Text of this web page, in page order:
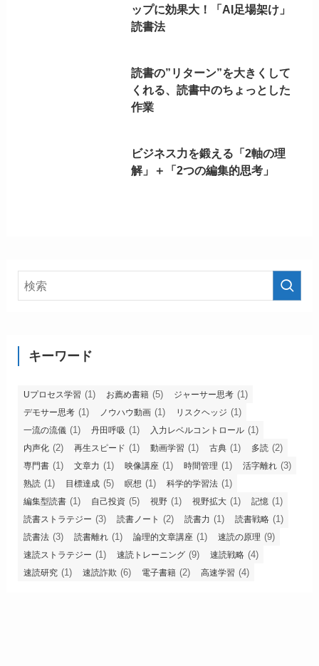
ップに効果大！「AI足場架け」
読書法
読書の”リターン”を大きくして
くれる、読書中のちょっとした
作業
ビジネス力を鍛える「2軸の理
解」＋「2つの編集的思考」
キーワード
Uプロセス学習 (1) お薦め書籍 (5) ジャーサー思考 (1)
デモサー思考 (1) ノウハウ動画 (1) リスクヘッジ (1)
一流の流儀 (1) 丹田呼吸 (1) 入力レベルコントロール (1)
内声化 (2) 再生スピード (1) 動画学習 (1) 古典 (1) 多読 (2)
専門書 (1) 文章力 (1) 映像講座 (1) 時間管理 (1) 活字離れ (3)
熟読 (1) 目標達成 (5) 瞑想 (1) 科学的学習法 (1)
編集型読書 (1) 自己投資 (5) 視野 (1) 視野拡大 (1) 記憶 (1)
読書ストラテジー (3) 読書ノート (2) 読書力 (1) 読書戦略 (1)
読書法 (3) 読書離れ (1) 論理的文章講座 (1) 速読の原理 (9)
速読ストラテジー (1) 速読トレーニング (9) 速読戦略 (4)
速読研究 (1) 速読詐欺 (6) 電子書籍 (2) 高速学習 (4)